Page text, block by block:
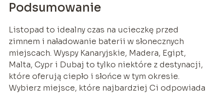
Podsumowanie
Listopad to idealny czas na ucieczkę przed
zimnem i naładowanie baterii w słonecznych
miejscach. Wyspy Kanaryjskie, Madera, Egipt,
Malta, Cypr i Dubaj to tylko niektóre z destynacji,
które oferują ciepło i słońce w tym okresie.
Wybierz miejsce, które najbardziej Ci odpowiada